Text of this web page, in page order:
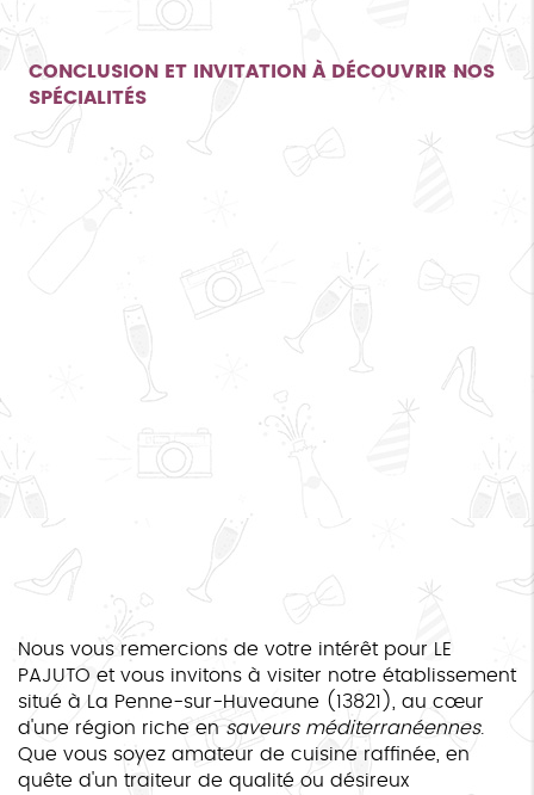
CONCLUSION ET INVITATION À DÉCOUVRIR NOS
SPÉCIALITÉS
Nous vous remercions de votre intérêt pour LE
PAJUTO et vous invitons à visiter notre établissement
situé à La Penne-sur-Huveaune (13821), au cœur
d'une région riche ensaveurs méditerranéennes.
Que vous soyez amateur de cuisine raffinée, en
quête d'un traiteur de qualité ou désireux